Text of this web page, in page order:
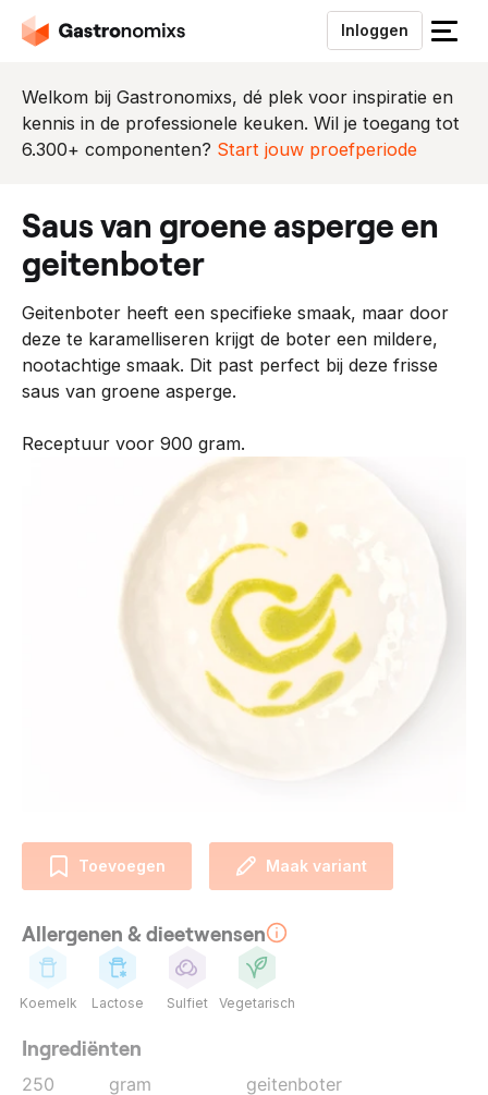
Inloggen
S
u
i
t
Welkom bij Gastronomixs, dé plek voor inspiratie en
kennis in de professionele keuken. Wil je toegang tot
6.300+ componenten? Start jouw proefperiode
saus van groene asperge en
geitenboter
Geitenboter heeft een specifieke smaak, maar door
deze te karamelliseren krijgt de boter een mildere,
nootachtige smaak. Dit past perfect bij deze frisse
saus van groene asperge.
Receptuur voor 900 gram.
Toevoegen Maak variant
Allergenen & dieetwensen
Koemelk Lactose Sulfiet Vegetarisch
Ingrediënten
250 gram
geitenboter